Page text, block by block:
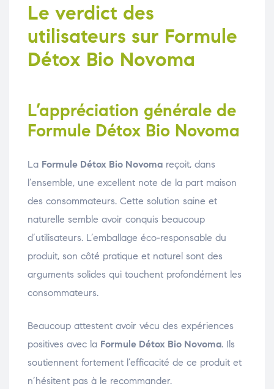
Le verdict des
utilisateurs sur Formule
Détox Bio Novoma
L’appréciation générale de
Formule Détox Bio Novoma
La Formule Détox Bio Novoma reçoit, dans
l’ensemble, une excellent note de la part maison
des consommateurs. Cette solution saine et
naturelle semble avoir conquis beaucoup
d’utilisateurs. L’emballage éco-responsable du
produit, son côté pratique et naturel sont des
arguments solides qui touchent profondément les
consommateurs.
Beaucoup attestent avoir vécu des expériences
positives avec la Formule Détox Bio Novoma. Ils
soutiennent fortement l’efficacité de ce produit et
n’hésitent pas à le recommander.